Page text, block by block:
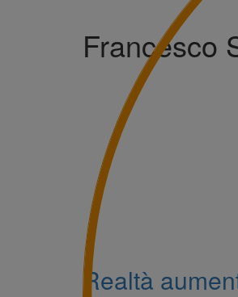
Francesco
Realtà